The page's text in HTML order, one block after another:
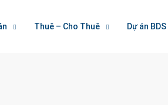
Thuê – Cho Thuê Dự án BDS
To Houzez